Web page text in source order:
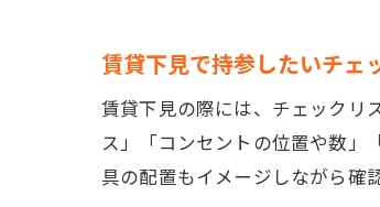
賃貸下見で持参したいチェ
賃貸下見の際には、チェックリ
ス」「コンセントの位置や数」
具の配置もイメージしながら確